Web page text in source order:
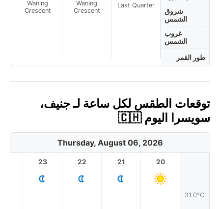
شروق
الشمس
غروب
الشمس
طور القمر
Last Quarter
Waning
Crescent
Waning
Crescent
توقعات الطقس لكل ساعة لـ جنيف،
سويسرا اليوم 🇨🇭
Thursday, August 06, 2026
31.0°C
20
21
22
23